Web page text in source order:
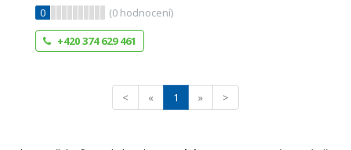
0
(0 hodnocení)
+420 374 629 461
< « 1 » >